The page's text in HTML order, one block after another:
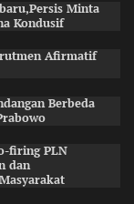
Minta
Kondusif
Afirmatif
Berbeda
firing PLN
dan